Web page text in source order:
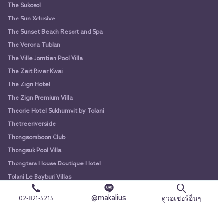
The Sukosol
The Sun Xclusive
The Sunset Beach Resort and Spa
The Verona Tublan
The Ville Jomtien Pool Villa
The Zeit River Kwai
The Zign Hotel
The Zign Premium Villa
Theorie Hotel Sukhumvit by Tolani
Thetreeriverside
Thongsomboon Club
Thongsuk Pool Villa
Thongtara House Boutique Hotel
Tolani Le Bayburi Villas
Tolani Resort Kui Buri
02-821-5215 @makalius ดูวอเชอร์อื่นๆ